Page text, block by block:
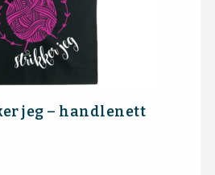
jeg – handlenett